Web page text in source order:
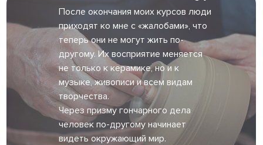
После окончания моих курсов люди
приходят ко мне с «жалобами», что
теперь они не могут жить по-
другому. Их восприятие меняется
не только к керамике, но и к
музыке, живописи и всем видам
творчества.
Через призму гончарного дела
человек по-другому начинает
видеть окружающий мир.